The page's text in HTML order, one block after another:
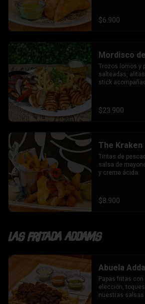
$6.900
Mordisco
Trozos lomos y
salteadas,
stick
$23.900
The Kraken
Tiritas de
salsa de
y crema ácida.
$8.900
Las fritada addams
Abuela
Papas fritas
elección,
nuestras salsas.